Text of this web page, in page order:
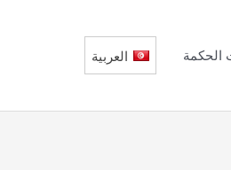
الحكمة العربية